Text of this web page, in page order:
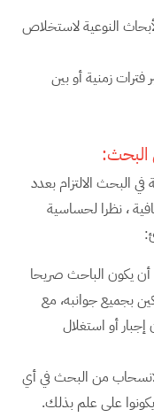
النوعية لاستخلاص
فترات زمنية أو بين
البحث:
البحث الالتزام بعدد
، نظرا لحساسية
يكون الباحث صريحا
بجميع جوانبه، مع
أو استغلال
من البحث في أي
على علم بذلك.